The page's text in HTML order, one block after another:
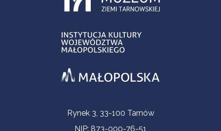
Informacje kontaktoweRynek 3, 33-100 Tarnów
NIP: 873-000-76-51